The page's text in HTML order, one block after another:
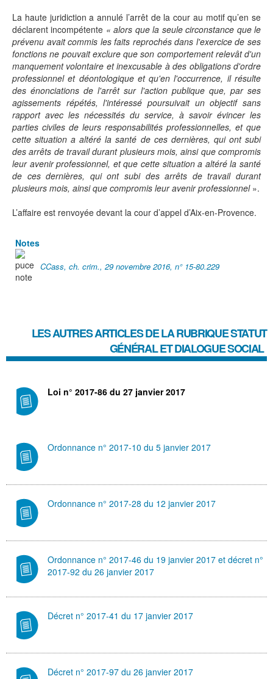
La haute juridiction a annulé l’arrêt de la cour au motif qu’en se
déclarent incompétente « alors que la seule circonstance que le
prévenu avait commis les faits reprochés dans l'exercice de ses
fonctions ne pouvait exclure que son comportement relevât d'un
manquement volontaire et inexcusable à des obligations d'ordre
professionnel et déontologique et qu'en l'occurrence, il résulte
des énonciations de l'arrêt sur l'action publique que, par ses
agissements répétés, l'intéressé poursuivait un objectif sans
rapport avec les nécessités du service, à savoir évincer les
parties civiles de leurs responsabilités professionnelles, et que
cette situation a altéré la santé de ces dernières, qui ont subi
des arrêts de travail durant plusieurs mois, ainsi que compromis
leur avenir professionnel, et que cette situation a altéré la santé
de ces dernières, qui ont subi des arrêts de travail durant
plusieurs mois, ainsi que compromis leur avenir professionnel».
L’affaire est renvoyée devant la cour d’appel d’Aix-en-Provence.
Notes
CCass, ch. crim., 29 novembre 2016, n° 15-80.229
LES AUTRES ARTICLES DE LA RUBRIQUESTATUT
GÉNÉRAL ET DIALOGUE SOCIAL
Loi n° 2017-86 du 27 janvier 2017
Ordonnance n° 2017-10 du 5 janvier 2017
Ordonnance n° 2017-28 du 12 janvier 2017
Ordonnance n° 2017-46 du 19 janvier 2017 et décret n°
2017-92 du 26 janvier 2017
Décret n° 2017-41 du 17 janvier 2017
Décret n° 2017-97 du 26 janvier 2017